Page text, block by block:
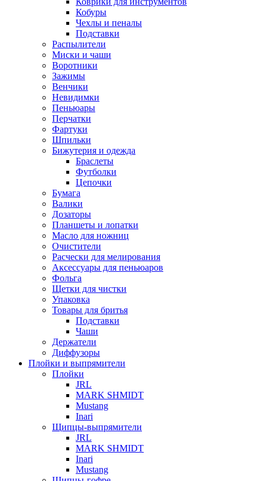
Кобуры
Чехлы и пеналы
Подставки
Распылители
Миски и чаши
Воротники
Зажимы
Венчики
Невидимки
Пеньюары
Перчатки
Фартуки
Шпильки
Бижутерия и одежда
Браслеты
Футболки
Цепочки
Бумага
Валики
Дозаторы
Планшеты и лопатки
Масло для ножниц
Очистители
Расчески для мелирования
Аксессуары для пеньюаров
Фольга
Щетки для чистки
Упаковка
Товары для бритья
Подставки
Чаши
Держатели
Диффузоры
Плойки и выпрямители
Плойки
JRL
MARK SHMIDT
Mustang
Inari
Щипцы-выпрямители
JRL
MARK SHMIDT
Inari
Mustang